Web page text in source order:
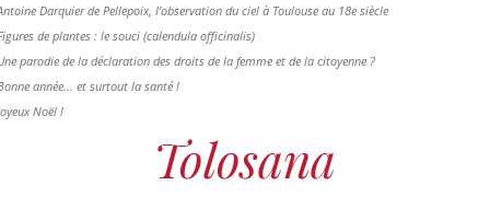
Darquier de Pellepoix, l’observation du ciel à Toulouse au 18e siècle
de plantes : le souci (calendula officinalis)
parodie de la déclaration des droits de la femme et de la citoyenne ?
année... et surtout la santé !
Noël !